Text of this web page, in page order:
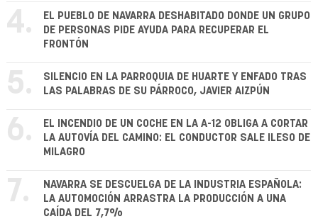
4.
EL PUEBLO DE NAVARRA DESHABITADO DONDE UN GRUPO
DE PERSONAS PIDE AYUDA PARA RECUPERAR EL
FRONTÓN
5.
SILENCIO EN LA PARROQUIA DE HUARTE Y ENFADO TRAS
LAS PALABRAS DE SU PÁRROCO, JAVIER AIZPÚN
6.
EL INCENDIO DE UN COCHE EN LA A-12 OBLIGA A CORTAR
LA AUTOVÍA DEL CAMINO: EL CONDUCTOR SALE ILESO DE
MILAGRO
7.
NAVARRA SE DESCUELGA DE LA INDUSTRIA ESPAÑOLA:
LA AUTOMOCIÓN ARRASTRA LA PRODUCCIÓN A UNA
CAÍDA DEL 7,7%